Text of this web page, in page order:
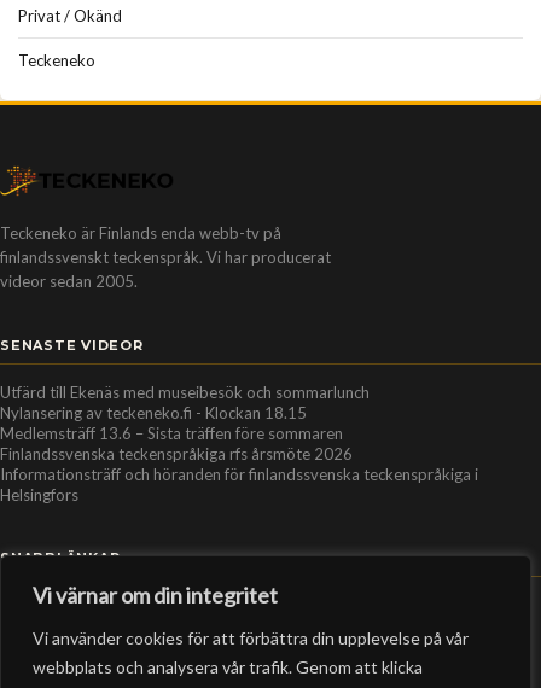
Vi värnar om din integritet
Vi använder cookies för att förbättra din upplevelse på vår
webbplats och analysera vår trafik. Genom att klicka
Privat / Okänd
Teckeneko
Teckeneko är Finlands enda webb-tv på
finlandssvenskt teckenspråk. Vi har producerat
videor sedan 2005.
SENASTE VIDEOR
Utfärd till Ekenäs med museibesök och sommarlunch
Nylansering av teckeneko.fi - Klockan 18.15
Medlemsträff 13.6 – Sista träffen före sommaren
Finlandssvenska teckenspråkiga rfs årsmöte 2026
Informationsträff och höranden för finlandssvenska teckenspråkiga i
Helsingfors
SNABBLÄNKAR
Personer
Organisationer